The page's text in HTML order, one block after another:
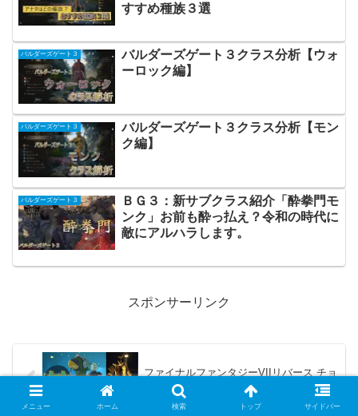
すすめ種族３選
バルダーズゲート３
バルダーズゲート３クラス分析【ウォ
ーロック編】
バルダーズゲート３
バルダーズゲート３クラス分析【モン
ク編】
バルダーズゲート３
ＢＧ３：新サブクラス紹介「酔拳門モ
ンク」お前も酔っ払え？令和の時代に
敵にアルハラします。
スポンサーリンク
ファイナルファンタジーVIIリバース チョ
コボレースで最強チョコボは？
メニュー ホーム 検索 トップ サイドバー